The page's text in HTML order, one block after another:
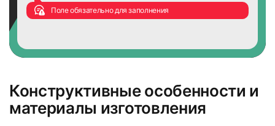
Поле обязательно для заполнения
Конструктивные особенности и
материалы изготовления